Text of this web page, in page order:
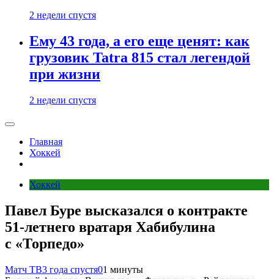
2 недели спустя
Ему 43 года, а его еще ценят: как
грузовик Tatra 815 стал легендой
при жизни
2 недели спустя
Главная
Хоккей
Хоккей
Павел Буре высказался о контракте
51‑летнего вратаря Хабибулина
с «Торпедо»
Матч ТВ3 года спустя01 минуты